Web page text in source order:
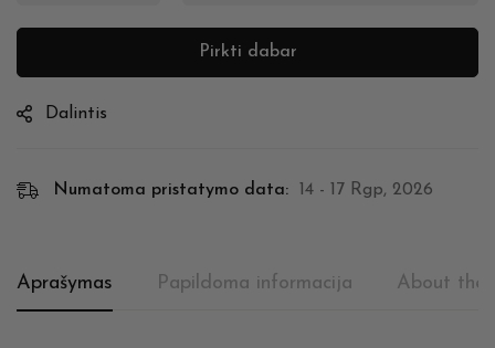
Pirkti dabar
Dalintis
Numatoma pristatymo data: 14 - 17 Rgp, 2026
Aprašymas Papildoma informacija About the